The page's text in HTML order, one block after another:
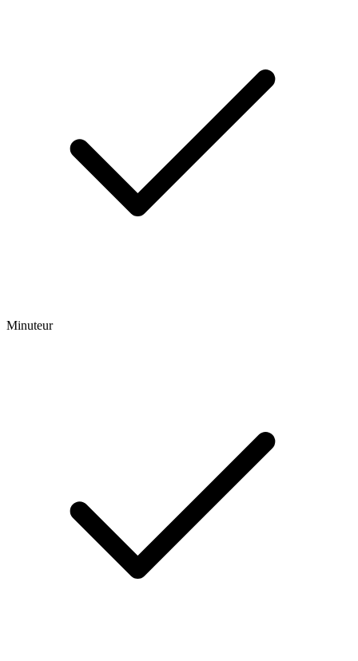
Minuteur